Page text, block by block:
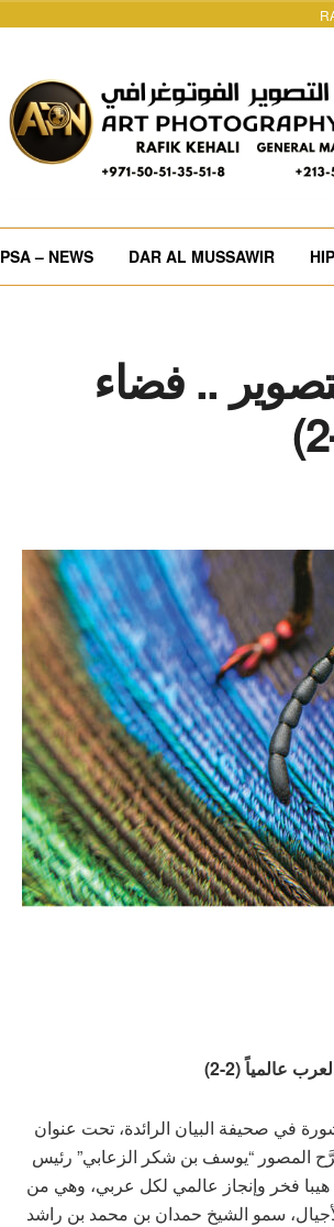
DAR AL MUSSAWIR
PSA – NEWS
.. فضاء
عالمياً (2
-2)
في صحيفة البيان الرائدة، تحت عنوان
المصور “يوسف بن شكر الزعابي” رئيس
هيبا فخر وإنجاز عالمي لكل عربي، وهي من
سمو الشيخ حمدان بن محمد بن راشد